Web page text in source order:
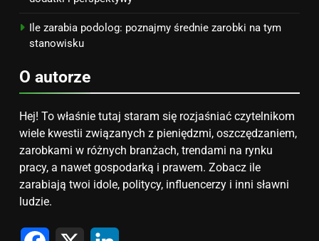
Ile zarabia podolog: poznajmy średnie zarobki na tym
stanowisku
O autorze
Hej! To właśnie tutaj staram się rozjaśniać czytelnikom
wiele kwestii związanych z pieniędzmi, oszczędzaniem,
zarobkami w różnych branżach, trendami na rynku
pracy, a nawet gospodarką i prawem. Zobacz ile
zarabiają twoi idole, politycy, influencerzy i inni sławni
ludzie.
Facebook
X